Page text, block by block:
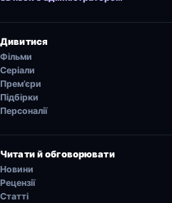
Дивитися
Фільми
Серіали
Прем’єри
Підбірки
Персоналії
Читати й обговорювати
Новини
Рецензії
Статті